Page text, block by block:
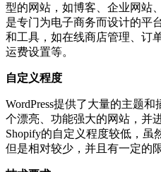
型的网站，如博客、企业网站
是专门为电子商务而设计的平
和工具，如在线商店管理、订
运费设置等。
自定义程度
WordPress提供了大量的主题
个漂亮、功能强大的网站，并
Shopify的自定义程度较低，虽
但是相对较少，并且有一定的限